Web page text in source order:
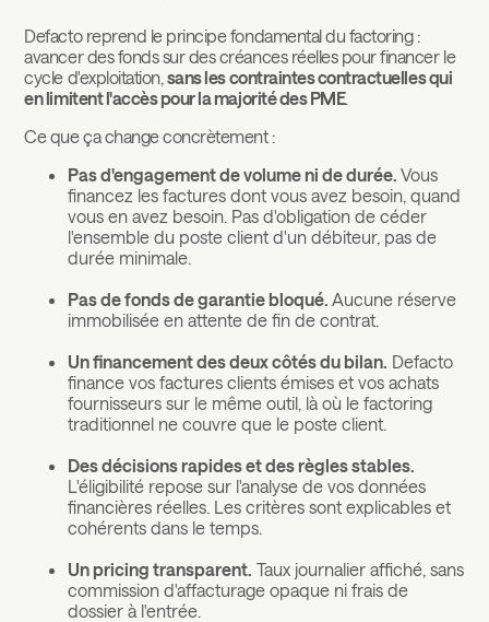
Defacto reprend le principe fondamental du factoring :
avancer des fonds sur des créances réelles pour financer le
cycle d'exploitation, sans les contraintes contractuelles qui
en limitent l'accès pour la majorité des PME.
Ce que ça change concrètement :
Pas d'engagement de volume ni de durée. Vous
financez les factures dont vous avez besoin, quand
vous en avez besoin. Pas d'obligation de céder
l'ensemble du poste client d'un débiteur, pas de
durée minimale.
Pas de fonds de garantie bloqué. Aucune réserve
immobilisée en attente de fin de contrat.
Un financement des deux côtés du bilan. Defacto
finance vos factures clients émises et vos achats
fournisseurs sur le même outil, là où le factoring
traditionnel ne couvre que le poste client.
Des décisions rapides et des règles stables.
L'éligibilité repose sur l'analyse de vos données
financières réelles. Les critères sont explicables et
cohérents dans le temps.
Un pricing transparent. Taux journalier affiché, sans
commission d'affacturage opaque ni frais de
dossier à l'entrée.